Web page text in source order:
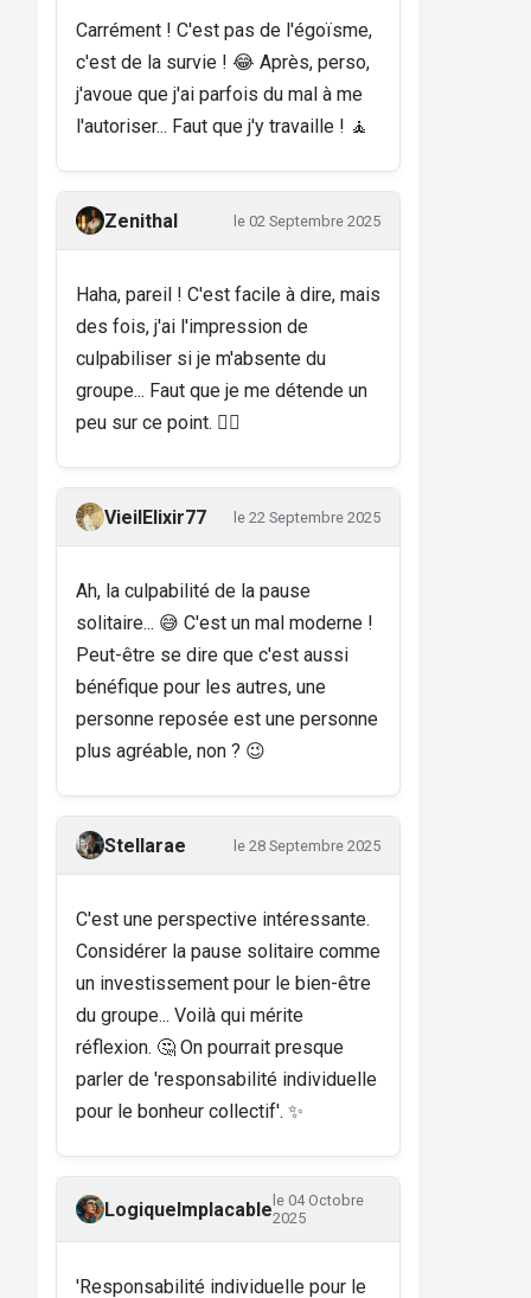
Carrément ! C'est pas de l'égoïsme,
c'est de la survie ! 😂 Après, perso,
j'avoue que j'ai parfois du mal à me
l'autoriser... Faut que j'y travaille ! 🧘
Zenithal le 02 Septembre 2025
Haha, pareil ! C'est facile à dire, mais
des fois, j'ai l'impression de
culpabiliser si je m'absente du
groupe... Faut que je me détende un
peu sur ce point. 🤦‍♂️
VieilElixir77 le 22 Septembre 2025
Ah, la culpabilité de la pause
solitaire... 😅 C'est un mal moderne !
Peut-être se dire que c'est aussi
bénéfique pour les autres, une
personne reposée est une personne
plus agréable, non ? 😉
Stellarae le 28 Septembre 2025
C'est une perspective intéressante.
Considérer la pause solitaire comme
un investissement pour le bien-être
du groupe... Voilà qui mérite
réflexion. 🤔 On pourrait presque
parler de 'responsabilité individuelle
pour le bonheur collectif'. ✨
LogiqueImplacable le 04 Octobre
2025
'Responsabilité individuelle pour le